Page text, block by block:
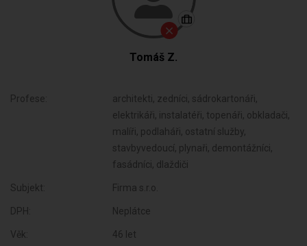
Tomáš Z.
Profese:
architekti, zedníci, sádrokartonáři,
elektrikáři, instalatéři, topenáři, obkladači,
malíři, podlaháři, ostatní služby,
stavbyvedoucí, plynaři, demontážníci,
fasádníci, dlaždiči
Subjekt: Firma s.r.o.
DPH: Neplátce
Věk: 46 let